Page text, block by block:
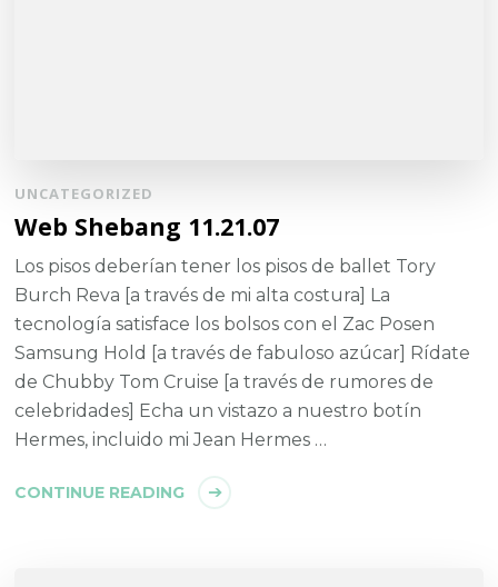
UNCATEGORIZED
Web Shebang 11.21.07
Los pisos deberían tener los pisos de ballet Tory
Burch Reva [a través de mi alta costura] La
tecnología satisface los bolsos con el Zac Posen
Samsung Hold [a través de fabuloso azúcar] Rídate
de Chubby Tom Cruise [a través de rumores de
celebridades] Echa un vistazo a nuestro botín
Hermes, incluido mi Jean Hermes …
CONTINUE READING